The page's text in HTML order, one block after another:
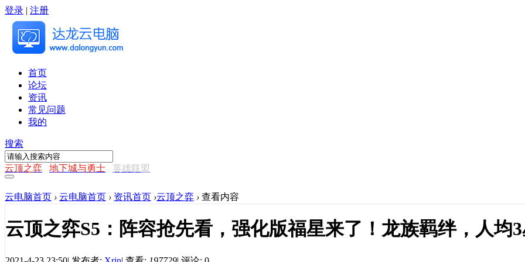
登录 | 注册
首页
论坛
资讯
常见问题
我的
搜索
云顶之弈 地下城与勇士 英雄联盟
云电脑首页 › 云电脑首页 › 资讯首页 ›云顶之弈 › 查看内容
云顶之弈S5：阵容抢先看，强化版福星来了！龙族羁绊，人均